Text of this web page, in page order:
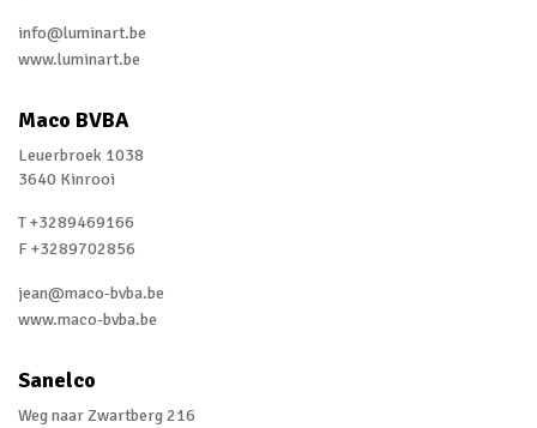
info@luminart.be
www.luminart.be
Maco BVBA
Leuerbroek 1038
3640 Kinrooi
T +3289469166
F +3289702856
jean@maco-bvba.be
www.maco-bvba.be
Sanelco
Weg naar Zwartberg 216